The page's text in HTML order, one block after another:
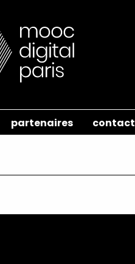
partenaires contact